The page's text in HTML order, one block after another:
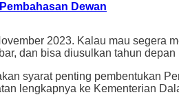
Dewan
2023. Kalau mau segera
dan bisa diusulkan tahun depan
syarat penting pembentukan
lengkapnya ke Kementerian